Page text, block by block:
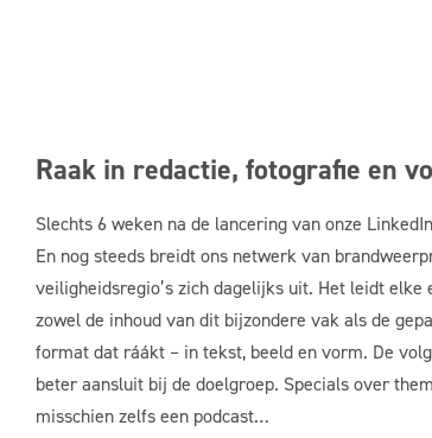
Raak in redactie, fotografie en
Slechts 6 weken na de lancering van onze
En nog steeds breidt ons netwerk van
veiligheidsregio’s zich dagelijks uit. Het leidt elke
zowel de inhoud van dit bijzondere vak als de
format dat ráákt – in tekst, beeld en vorm. De
beter aansluit bij de doelgroep. Specials over
misschien zelfs een podcast…